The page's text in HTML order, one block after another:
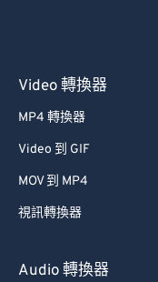
Video 轉換器
MP4 轉換器
Video 到 GIF
MOV 到 MP4
視訊轉換器
Audio 轉換器